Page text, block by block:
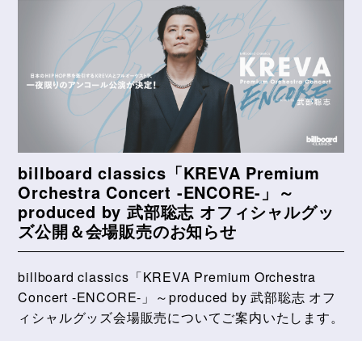
billboard classics「KREVA Premium
Orchestra Concert -ENCORE-」～
produced by 武部聡志 オフィシャルグッ
ズ公開＆会場販売のお知らせ
billboard classics「KREVA Premium Orchestra
Concert -ENCORE-」～produced by 武部聡志 オフ
ィシャルグッズ会場販売についてご案内いたします。